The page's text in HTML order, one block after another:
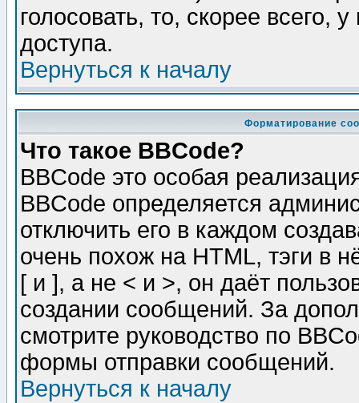
голосовать, то, скорее всего,
доступа.
Вернуться к началу
Форматирование
Что такое BBCode?
BBCode это особая
BBCode определяется
отключить его в каждом
очень похож на HTML, тэги в
[ и ], а не < и >, он даёт
создании сообщений. За
смотрите руководство по
формы отправки сообщений.
Вернуться к началу